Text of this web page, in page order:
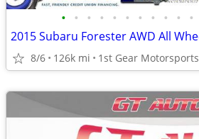
• • • • • • • • • • •
8/6 126k mi 1st Gear Motorsports